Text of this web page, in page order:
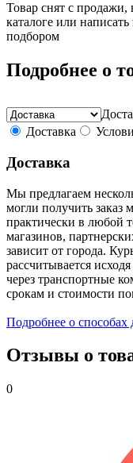
Товар снят с продажи,
каталоге или
подбором
Подробнее о
Доставка
Доставка
Мы предлагаем
могли получить заказ
практически в любой
магазинов,
зависит от города.
рассчитывается
через транспортные
срокам и стоимости
Подробнее о способах
Отзывы о
0